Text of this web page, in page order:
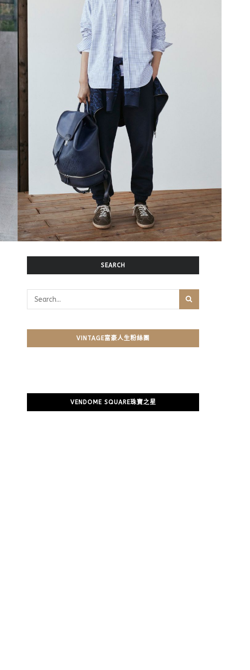
SEARCH
VINTAGE富豪人生粉絲團
VENDOME SQUARE珠寶之星